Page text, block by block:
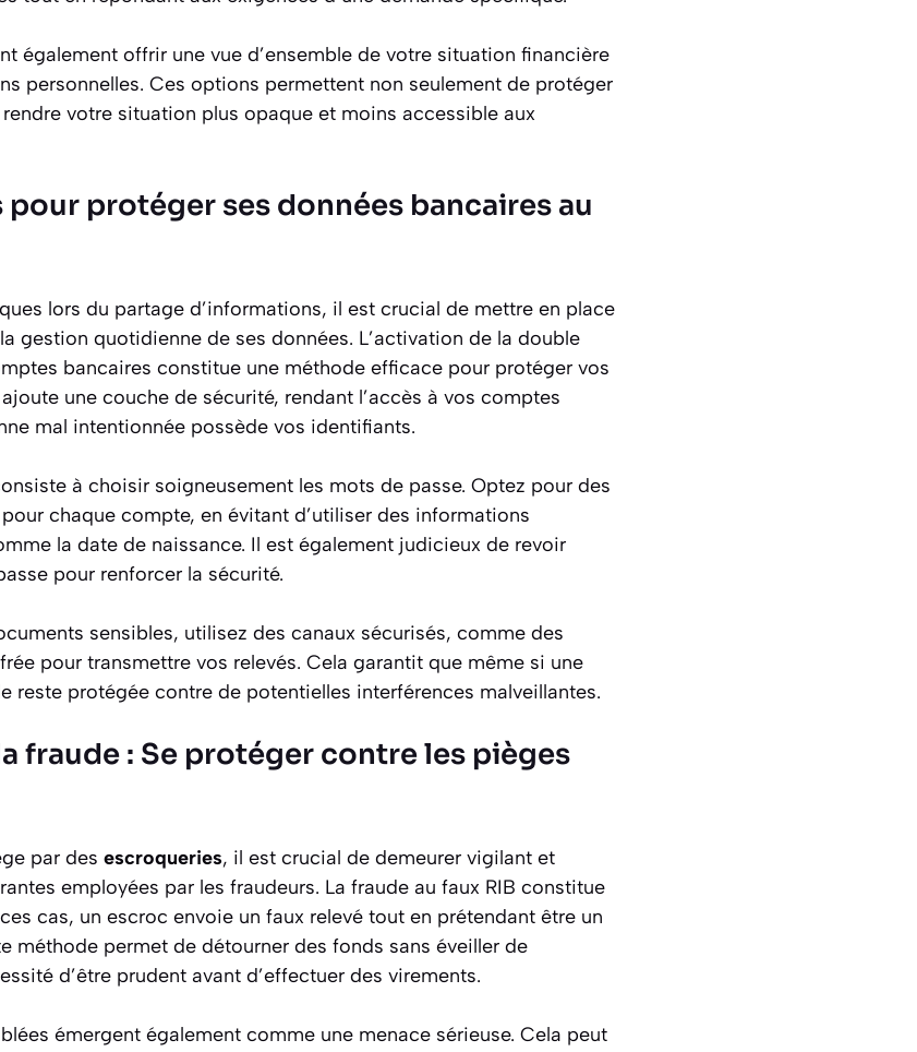
également offrir une vue d’ensemble de votre situation financière
personnelles. Ces options permettent non seulement de protéger
votre situation plus opaque et moins accessible aux
protéger ses données bancaires au
lors du partage d’informations, il est crucial de mettre en place
gestion quotidienne de ses données. L’activation de la double
bancaires constitue une méthode efficace pour protéger vos
une couche de sécurité, rendant l’accès à vos comptes
mal intentionnée possède vos identifiants.
à choisir soigneusement les mots de passe. Optez pour des
chaque compte, en évitant d’utiliser des informations
la date de naissance. Il est également judicieux de revoir
pour renforcer la sécurité.
sensibles, utilisez des canaux sécurisés, comme des
pour transmettre vos relevés. Cela garantit que même si une
reste protégée contre de potentielles interférences malveillantes.
fraude : Se protéger contre les pièges
par des escroqueries, il est crucial de demeurer vigilant et
employées par les fraudeurs. La fraude au faux RIB constitue
cas, un escroc envoie un faux relevé tout en prétendant être un
méthode permet de détourner des fonds sans éveiller de
d’être prudent avant d’effectuer des virements.
émergent également comme une menace sérieuse. Cela peut